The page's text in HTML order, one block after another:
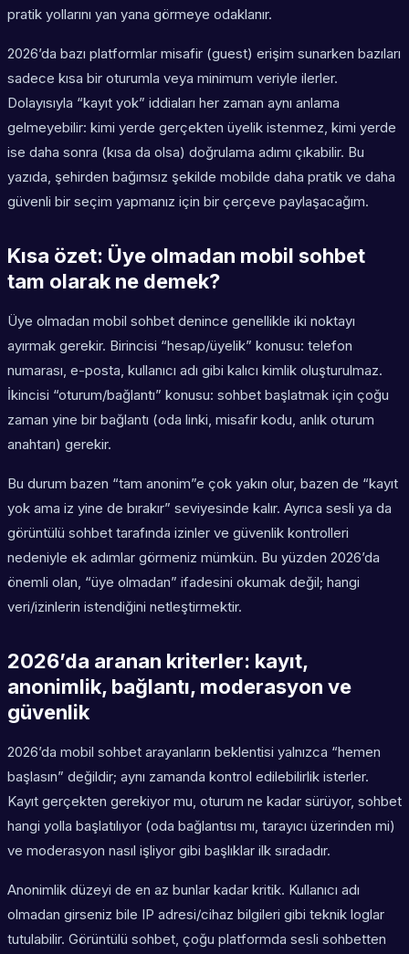
pratik yollarını yan yana görmeye odaklanır.
2026’da bazı platformlar misafir (guest) erişim sunarken bazıları
sadece kısa bir oturumla veya minimum veriyle ilerler.
Dolayısıyla “kayıt yok” iddiaları her zaman aynı anlama
gelmeyebilir: kimi yerde gerçekten üyelik istenmez, kimi yerde
ise daha sonra (kısa da olsa) doğrulama adımı çıkabilir. Bu
yazıda, şehirden bağımsız şekilde mobilde daha pratik ve daha
güvenli bir seçim yapmanız için bir çerçeve paylaşacağım.
Kısa özet: Üye olmadan mobil sohbet
tam olarak ne demek?
Üye olmadan mobil sohbet denince genellikle iki noktayı
ayırmak gerekir. Birincisi “hesap/üyelik” konusu: telefon
numarası, e-posta, kullanıcı adı gibi kalıcı kimlik oluşturulmaz.
İkincisi “oturum/bağlantı” konusu: sohbet başlatmak için çoğu
zaman yine bir bağlantı (oda linki, misafir kodu, anlık oturum
anahtarı) gerekir.
Bu durum bazen “tam anonim”e çok yakın olur, bazen de “kayıt
yok ama iz yine de bırakır” seviyesinde kalır. Ayrıca sesli ya da
görüntülü sohbet tarafında izinler ve güvenlik kontrolleri
nedeniyle ek adımlar görmeniz mümkün. Bu yüzden 2026’da
önemli olan, “üye olmadan” ifadesini okumak değil; hangi
veri/izinlerin istendiğini netleştirmektir.
2026’da aranan kriterler: kayıt,
anonimlik, bağlantı, moderasyon ve
güvenlik
2026’da mobil sohbet arayanların beklentisi yalnızca “hemen
başlasın” değildir; aynı zamanda kontrol edilebilirlik isterler.
Kayıt gerçekten gerekiyor mu, oturum ne kadar sürüyor, sohbet
hangi yolla başlatılıyor (oda bağlantısı mı, tarayıcı üzerinden mi)
ve moderasyon nasıl işliyor gibi başlıklar ilk sıradadır.
Anonimlik düzeyi de en az bunlar kadar kritik. Kullanıcı adı
olmadan girseniz bile IP adresi/cihaz bilgileri gibi teknik loglar
tutulabilir. Görüntülü sohbet, çoğu platformda sesli sohbetten